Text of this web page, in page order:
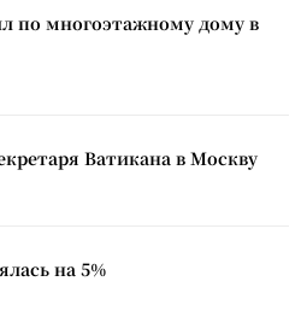
по многоэтажному дому в
Ватикана в Москву
на 5%